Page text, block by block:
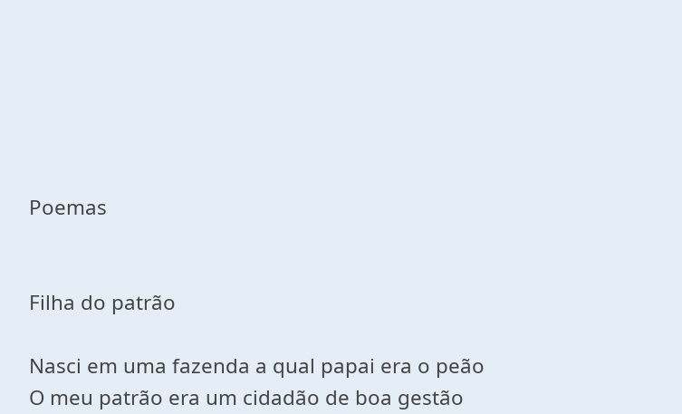
Poemas
Filha do patrão
Nasci em uma fazenda a qual papai era o peão
O meu patrão era um cidadão de boa gestão